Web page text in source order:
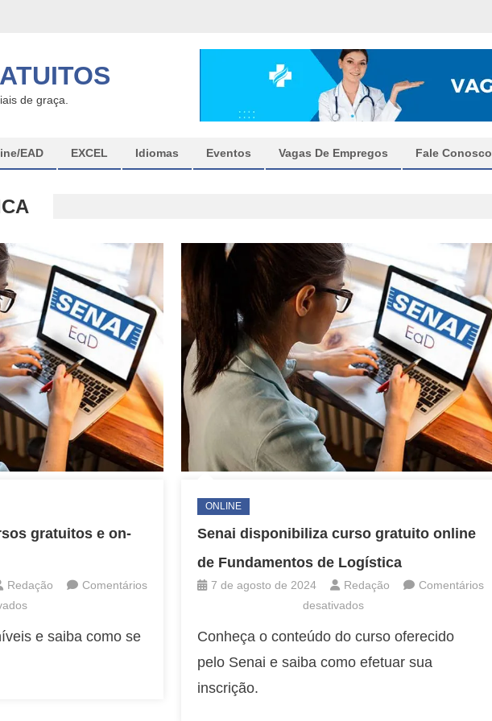
de graça.
EAD EXCEL Idiomas Eventos Vagas De Empregos Fale Conosco
gratuitos e on-
Redação
Comentários
em
oferece
e saiba como se
ONLINE
Senai disponibiliza curso gratuito online
de Fundamentos de Logística
7 de agosto de 2024 Redação
Comentários
desativadosem
disponibiliza
curso
Conheça o conteúdo do curso oferecido
pelo Senai e saiba como efetuar sua
inscrição.